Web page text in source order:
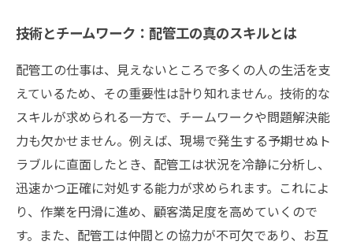
技術とチームワーク：配管工の真のスキルとは
配管工の仕事は、見えないところで多くの人の生活を支
えているため、その重要性は計り知れません。技術的な
スキルが求められる一方で、チームワークや問題解決能
力も欠かせません。例えば、現場で発生する予期せぬト
ラブルに直面したとき、配管工は状況を冷静に分析し、
迅速かつ正確に対処する能力が求められます。これによ
り、作業を円滑に進め、顧客満足度を高めていくので
す。また、配管工は仲間との協力が不可欠であり、お互